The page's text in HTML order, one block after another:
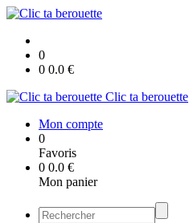
0
0 0.0 €
Clic ta berouette
Mon compte
0
Favoris
0 0.0 €
Mon panier